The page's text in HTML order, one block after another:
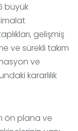
büyük
imalat
, gelişmiş
ve sürekli takım
ve
kararlılık
ön plana ve